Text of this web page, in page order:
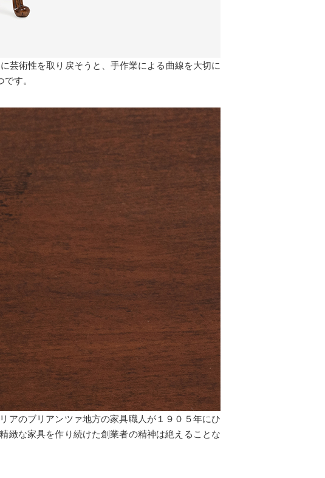
芸術性を取り戻そうと、手作業による曲線を大切に
す。
アのブリアンツァ地方の家具職人が１９０５年にひ
緻な家具を作り続けた創業者の精神は絶えることな